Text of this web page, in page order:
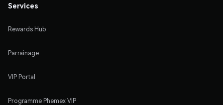
Services
Rewards Hub
Parrainage
VIP Portal
Programme Phemex VIP